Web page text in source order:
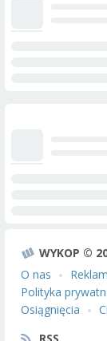
WYKOP ©
O nas
Polityka
Osiągnięcia